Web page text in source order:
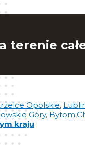
terenie
Opolskie,
Góry, Bytom,
kraju